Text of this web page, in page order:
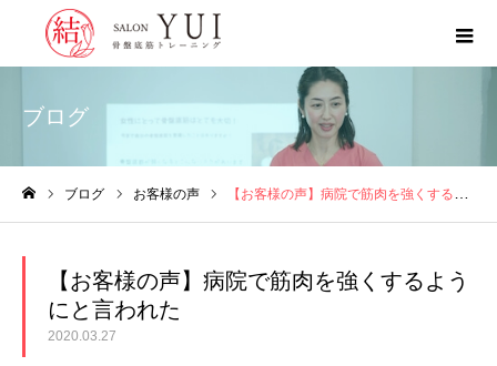
ブログ
ブログ お客様の声 【お客様の声】病院で筋肉を強くするようにと言われた
【お客様の声】病院で筋肉を強くするよう
にと言われた
2020.03.27